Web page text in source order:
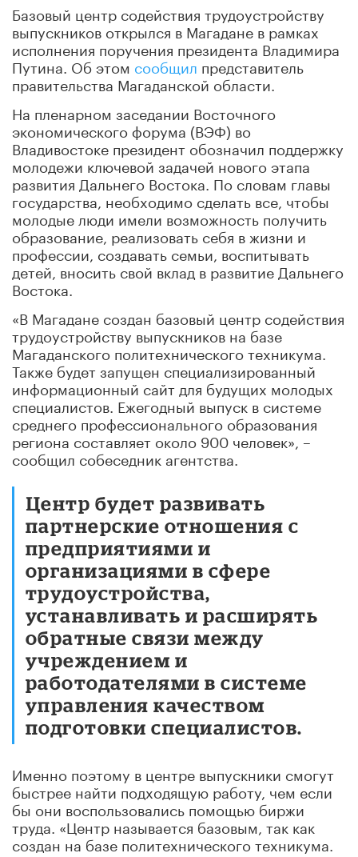
Базовый центр содействия трудоустройству
выпускников открылся в Магадане в рамках
исполнения поручения президента Владимира
Путина. Об этом сообщил представитель
правительства Магаданской области.
На пленарном заседании Восточного
экономического форума (ВЭФ) во
Владивостоке президент обозначил поддержку
молодежи ключевой задачей нового этапа
развития Дальнего Востока. По словам главы
государства, необходимо сделать все, чтобы
молодые люди имели возможность получить
образование, реализовать себя в жизни и
профессии, создавать семьи, воспитывать
детей, вносить свой вклад в развитие Дальнего
Востока.
«В Магадане создан базовый центр содействия
трудоустройству выпускников на базе
Магаданского политехнического техникума.
Также будет запущен специализированный
информационный сайт для будущих молодых
специалистов. Ежегодный выпуск в системе
среднего профессионального образования
региона составляет около 900 человек», –
сообщил собеседник агентства.
Центр будет развивать
партнерские отношения с
предприятиями и
организациями в сфере
трудоустройства,
устанавливать и расширять
обратные связи между
учреждением и
работодателями в системе
управления качеством
подготовки специалистов.
Именно поэтому в центре выпускники смогут
быстрее найти подходящую работу, чем если
бы они воспользовались помощью биржи
труда. «Центр называется базовым, так как
создан на базе политехнического техникума.